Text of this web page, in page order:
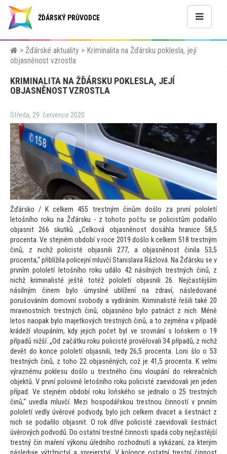
ŽĎÁRSKÝ PRŮVODCE
> Žďárské aktuality > Kriminalita na Žďársku poklesla, její
objasněnost vzrostla
KRIMINALITA NA ŽĎÁRSKU POKLESLA, JEJÍ
OBJASNĚNOST VZROSTLA
Středa, 29. července 2020
Žďársko / K celkem 455 trestným činům došlo za první pololetí
letošního roku na Žďársku - ztohoto počtu se policistům podařilo
objasnit 266 skutků. „Celková objasněnost dosáhla hranice 58,5
procenta. Ve stejném období v roce 2019 došlo k celkem 518 trestným
činů, z nichž policisté objasnili 277, a objasněnost činila 53,5
procenta,“ přiblížila policejní mluvčí Stanislava Rázlová. Na Žďársku se v
prvním pololetí letošního roku událo 42 násilných trestných činů, z
nichž kriminalisté ještětotéž pololetí objasnili 26. Nejčastějším
násilným činem bylo úmyslné ublížení na zdraví, následované
porušováním domovní svobody a vydíráním. Kriminalisté řešili také 20
mravnostních trestných činů, objasněno bylo patnáct z nich. Méně
letos naopak bylo majetkových trestných činů, a to zejména v případě
krádeží vloupáním, kdy jejich počet byl ve srovnání s loňskem o 19
případů nižší. „Od začátku roku policisté prověřovali 34 případů, z nichž
devět do konce pololetí objasnili, tedy 26,5 procenta. Loni šlo o 53
trestných činů, z toho 22 objasněných, což je 41,5 procenta. K velmi
výraznému poklesu došlo u trestného činu vloupání do rekreačních
objektů. V první polovině letošního roku policisté zaevidovali jen jeden
případ. Ve stejném období roku loňského se jednalo o 25 trestných
činů,“ uvedla mluvčí. Mezi hospodářskou trestnou činností v prvním
pololetí vedly úvěrové podvody, bylo jich celkem dvacet a šestnáct z
nich se podařilo objasnit. O rok dříve policisté zaevidovali šestnáct
úvěrových podvodů. Do ostatní trestné činnosti spadá coby nejčastější
trestný čin maření výkonu úředního rozhodnutí a vykázaní, za kterým